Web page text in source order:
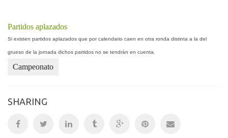
Partidos aplazados
Si existen partidos aplazados que por calendario caen en otra ronda distinta a la del
grueso de la jornada dichos partidos no se tendrán en cuenta.
Campeonato
SHARING